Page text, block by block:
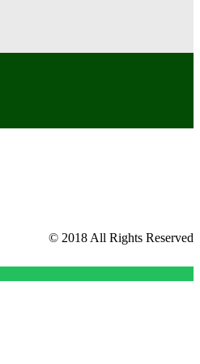
© 2018 All Rights Reserved